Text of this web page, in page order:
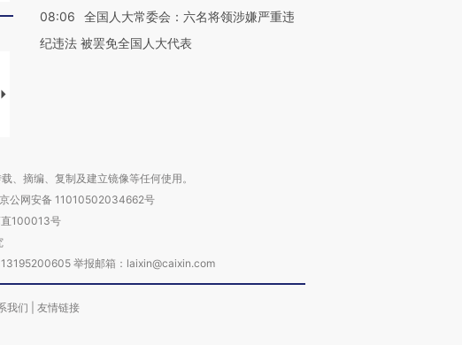
【推广】走进第四届链博
08:06
全国人大常委会：六名将领涉嫌严重违
纪违法 被罢免全国人大代表
、摘编、复制及建立镜像等任何使用。
京公网安备 11010502034662号
100013号
举报邮箱：laixin@caixin.com
我们 友情链接